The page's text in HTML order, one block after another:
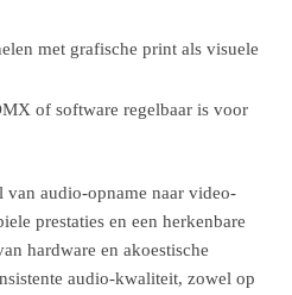
met grafische print als visuele
of software regelbaar is voor
van audio-opname naar video-
prestaties en een herkenbare
hardware en akoestische
audio-kwaliteit, zowel op